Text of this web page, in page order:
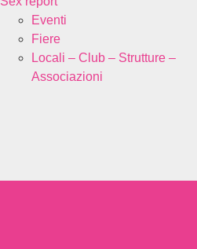
Eventi
Fiere
Locali – Club – Strutture –
Associazioni